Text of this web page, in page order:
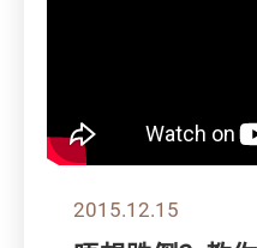
2015.12.15